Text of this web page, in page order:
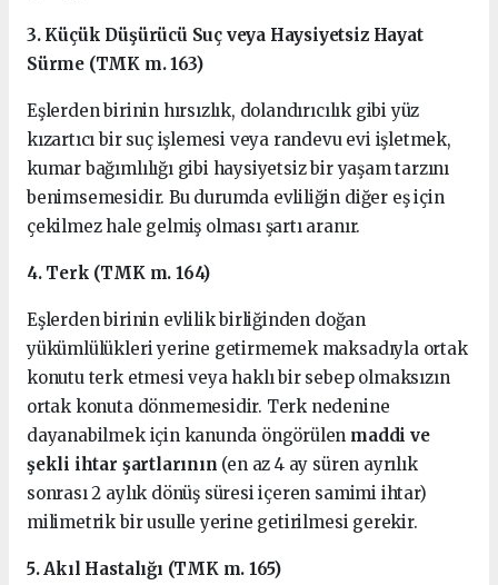
3. Küçük Düşürücü Suç veya Haysiyetsiz Hayat
Sürme (TMK m. 163)
Eşlerden birinin hırsızlık, dolandırıcılık gibi yüz
kızartıcı bir suç işlemesi veya randevu evi işletmek,
kumar bağımlılığı gibi haysiyetsiz bir yaşam tarzını
benimsemesidir. Bu durumda evliliğin diğer eş için
çekilmez hale gelmiş olması şartı aranır.
4. Terk (TMK m. 164)
Eşlerden birinin evlilik birliğinden doğan
yükümlülükleri yerine getirmemek maksadıyla ortak
konutu terk etmesi veya haklı bir sebep olmaksızın
ortak konuta dönmemesidir. Terk nedenine
dayanabilmek için kanunda öngörülen maddi ve
şekli ihtar şartlarının (en az 4 ay süren ayrılık
sonrası 2 aylık dönüş süresi içeren samimi ihtar)
milimetrik bir usulle yerine getirilmesi gerekir.
5. Akıl Hastalığı (TMK m. 165)